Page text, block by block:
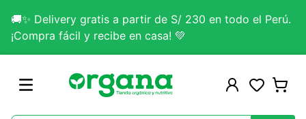
🚚✨ Delivery gratis a partir de S/ 230 en todo el Perú.
¡Compra fácil y recibe en casa! 💚